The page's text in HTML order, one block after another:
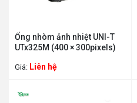
Ống nhòm ảnh nhiệt UNI-T
UTx325M (400 × 300pixels)
Giá: Liên hệ